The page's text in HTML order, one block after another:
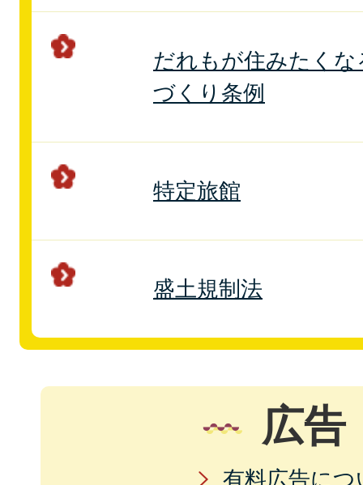
だれもが住みたく
づくり条例
特定旅館
盛土規制法
広告
有料広告につ